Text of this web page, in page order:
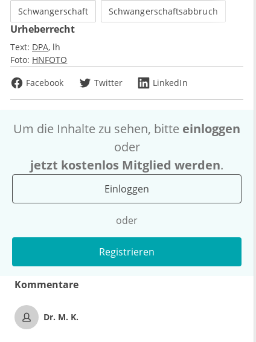
Schwangerschaft Schwangerschaftsabbruch
Urheberrecht
Text: DPA lh
Foto: HNFOTO
Facebook
Twitter LinkedIn
Um die Inhalte zu sehen, bitte einloggen
oder
jetzt kostenlos Mitglied werden.
Einloggen
oder
Registrieren
Kommentare
Dr. M. K.